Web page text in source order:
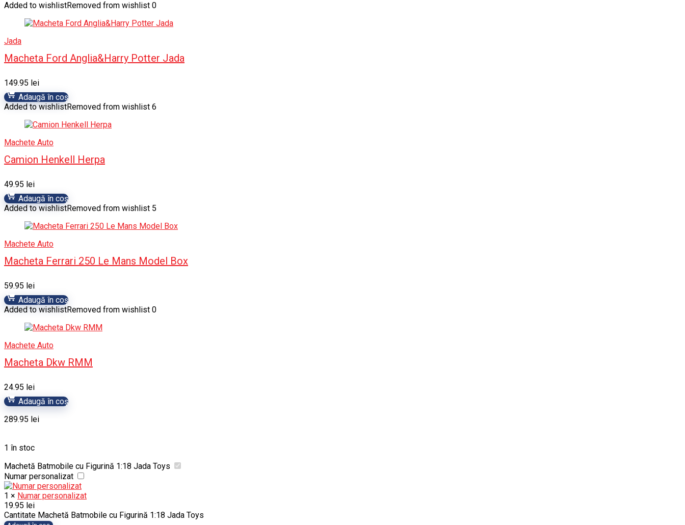
Added to wishlistRemoved from wishlist 0
Jada
Macheta Ford Anglia&Harry Potter Jada
149.95 lei
Adaugă în coș
Added to wishlistRemoved from wishlist 6
Machete Auto
Camion Henkell Herpa
49.95 lei
Adaugă în coș
Added to wishlistRemoved from wishlist 5
Machete Auto
Macheta Ferrari 250 Le Mans Model Box
59.95 lei
Adaugă în coș
Added to wishlistRemoved from wishlist 0
Machete Auto
Macheta Dkw RMM
24.95 lei
Adaugă în coș
289.95 lei
1 în stoc
Machetă Batmobile cu Figurină 1:18 Jada Toys
Numar personalizat
1 × Numar personalizat
19.95 lei
Cantitate Machetă Batmobile cu Figurină 1:18 Jada Toys